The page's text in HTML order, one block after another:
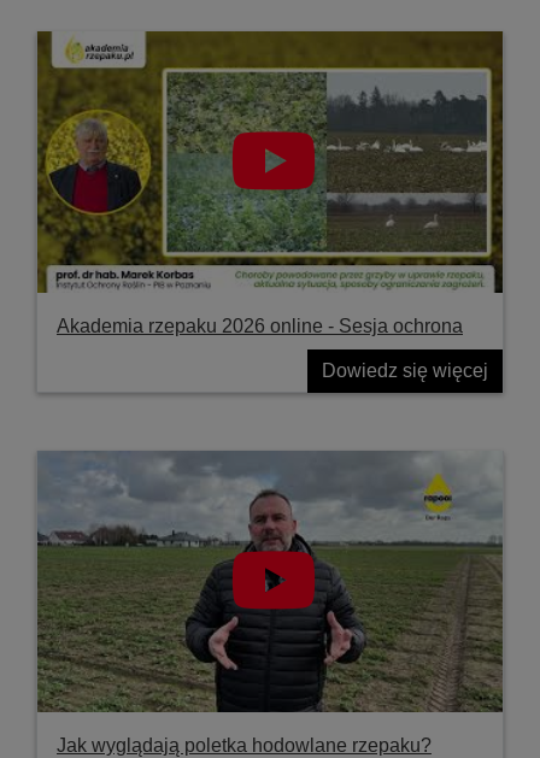
Akademia rzepaku 2026 online - Sesja ochrona
Dowiedz się więcej
Jak wyglądają poletka hodowlane rzepaku?